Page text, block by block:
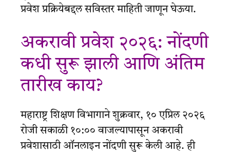
प्रवेश प्रक्रियेबद्दल सविस्तर माहिती जाणून घेऊया.
अकरावी प्रवेश २०२६: नोंदणी
कधी सुरू झाली आणि अंतिम
तारीख काय?
महाराष्ट्र शिक्षण विभागाने शुक्रवार, १० एप्रिल २०२६
रोजी सकाळी १०:०० वाजल्यापासून अकरावी
प्रवेशासाठी ऑनलाइन नोंदणी सुरू केली आहे. ही